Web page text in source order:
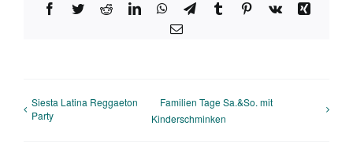
Facebook
TwitterRedditLinkedInWhatsApp
TelegramTumblrPinterest
Vk
Xing
E-
Siesta Latina Reggaeton
Party
Familien Tage Sa.&So. mit
Kinderschminken